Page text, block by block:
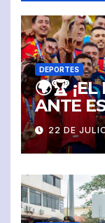
DEPORTES
🌍🏆
ANTE
REINA
22 DE